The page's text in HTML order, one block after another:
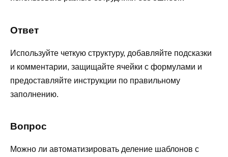
Ответ
Используйте четкую структуру, добавляйте подсказки
и комментарии, защищайте ячейки с формулами и
предоставляйте инструкции по правильному
заполнению.
Вопрос
Можно ли автоматизировать деление шаблонов с